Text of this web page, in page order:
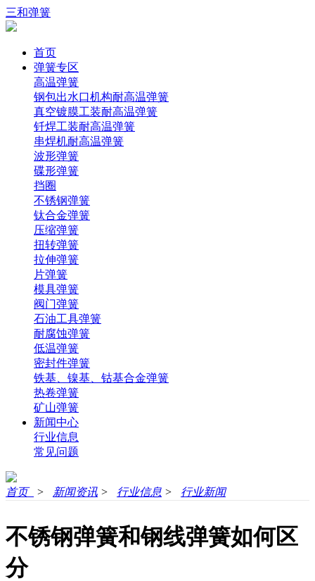
三和弹簧
首页
弹簧专区
高温弹簧
钢包出水口机构耐高温弹簧
真空镀膜工装耐高温弹簧
钎焊工装耐高温弹簧
串焊机耐高温弹簧
波形弹簧
碟形弹簧
挡圈
不锈钢弹簧
钛合金弹簧
压缩弹簧
扭转弹簧
拉伸弹簧
片弹簧
模具弹簧
阀门弹簧
石油工具弹簧
耐腐蚀弹簧
低温弹簧
密封件弹簧
铁基、镍基、钴基合金弹簧
热卷弹簧
矿山弹簧
新闻中心
行业信息
常见问题
首页 > 新闻资讯 > 行业信息 > 行业新闻
不锈钢弹簧和钢线弹簧如何区
分